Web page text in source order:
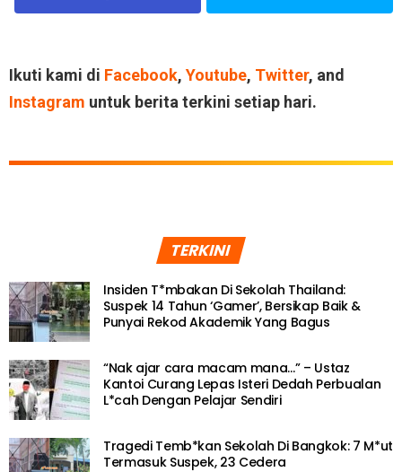
Ikuti kami di Facebook, Youtube, Twitter, and
Instagram untuk berita terkini setiap hari.
TERKINI
Insiden T*mbakan Di Sekolah Thailand:
Suspek 14 Tahun ‘Gamer’, Bersikap Baik &
Punyai Rekod Akademik Yang Bagus
“Nak ajar cara macam mana…” – Ustaz
Kantoi Curang Lepas Isteri Dedah Perbualan
L*cah Dengan Pelajar Sendiri
Tragedi Temb*kan Sekolah Di Bangkok: 7 M*ut
Termasuk Suspek, 23 Cedera